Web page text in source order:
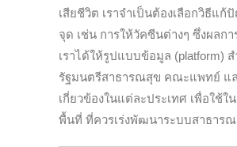
เสียชีวิต เราจำเป็นต้องเลือกวิธีแก้
จุด เช่น การให้วัคซีนต่างๆ ซึ่งผลก
เราได้ให้รูปแบบข้อมูล (platform)
รัฐมนตรีสาธารณสุข คณะแพทย์ แ
เกี่ยวข้องในแต่ละประเทศ เพื่อใช้ใ
พื้นที่ ที่ควรเร่งพัฒนาระบบสาธารณ